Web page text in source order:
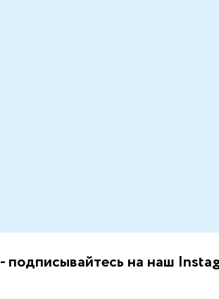
- подписывайтесь на наш